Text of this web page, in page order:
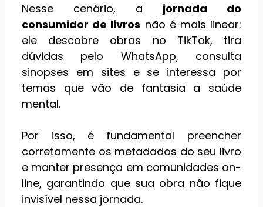
Nesse cenário, a jornada do
consumidor de livros não é mais linear:
ele descobre obras no TikTok, tira
dúvidas pelo WhatsApp, consulta
sinopses em sites e se interessa por
temas que vão de fantasia a saúde
mental.
Por isso, é fundamental preencher
corretamente os metadados do seu livro
e manter presença em comunidades on-
line, garantindo que sua obra não fique
invisível nessa jornada.